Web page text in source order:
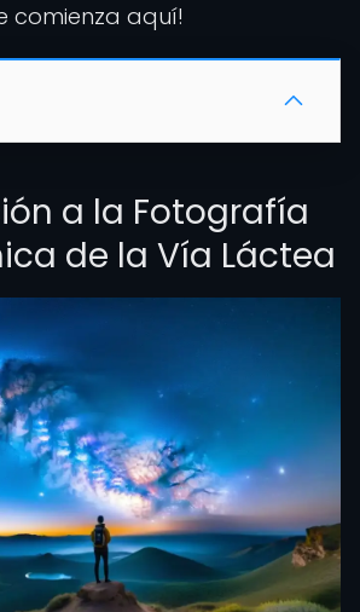
comienza aquí!
a la Fotografía
de la Vía Láctea